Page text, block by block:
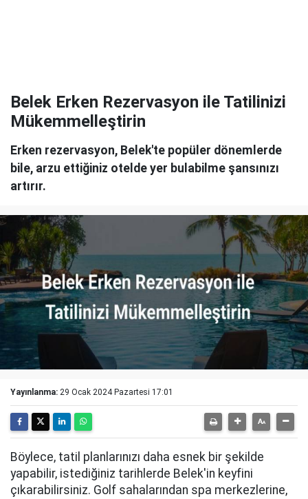
Belek Erken Rezervasyon ile Tatilinizi
Mükemmelleştirin
Erken rezervasyon, Belek'te popüler dönemlerde
bile, arzu ettiğiniz otelde yer bulabilme şansınızı
artırır.
Yayınlanma: 29 Ocak 2024 Pazartesi 17:01
Böylece, tatil planlarınızı daha esnek bir şekilde
yapabilir, istediğiniz tarihlerde Belek'in keyfini
çıkarabilirsiniz. Golf sahalarından spa merkezlerine,